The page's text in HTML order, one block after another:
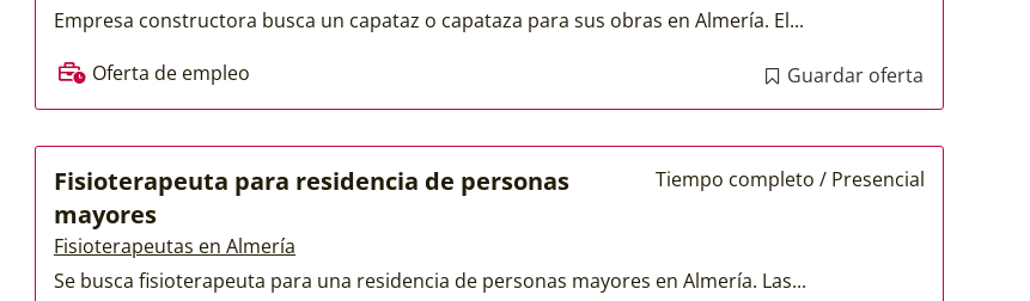
Empresa constructora busca un capataz o capataza para sus obras en Almería. El...
Oferta de empleo
Guardar oferta
Fisioterapeuta para residencia de personas
mayores
Fisioterapeutas en Almería
Tiempo completo / Presencial
Se busca fisioterapeuta para una residencia de personas mayores en Almería. Las...